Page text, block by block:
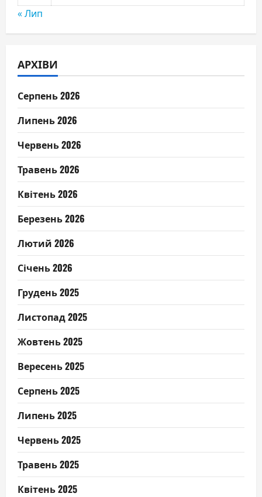
« Лип
АРХІВИ
Серпень 2026
Липень 2026
Червень 2026
Травень 2026
Квітень 2026
Березень 2026
Лютий 2026
Січень 2026
Грудень 2025
Листопад 2025
Жовтень 2025
Вересень 2025
Серпень 2025
Липень 2025
Червень 2025
Травень 2025
Квітень 2025